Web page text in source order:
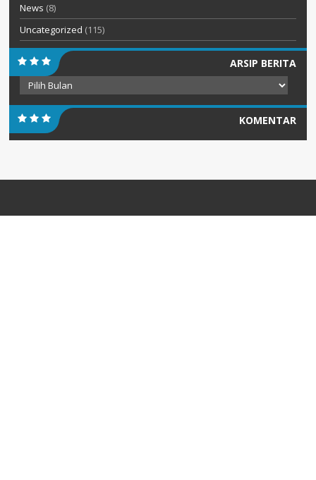
News (8)
Uncategorized (115)
ARSIP BERITA
Arsip
Berita
KOMENTAR
PENGUMUMAN